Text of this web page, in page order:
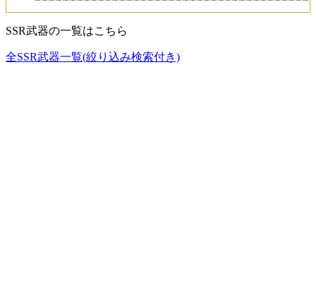
SSR武器の一覧はこちら
全SSR武器一覧(絞り込み検索付き)